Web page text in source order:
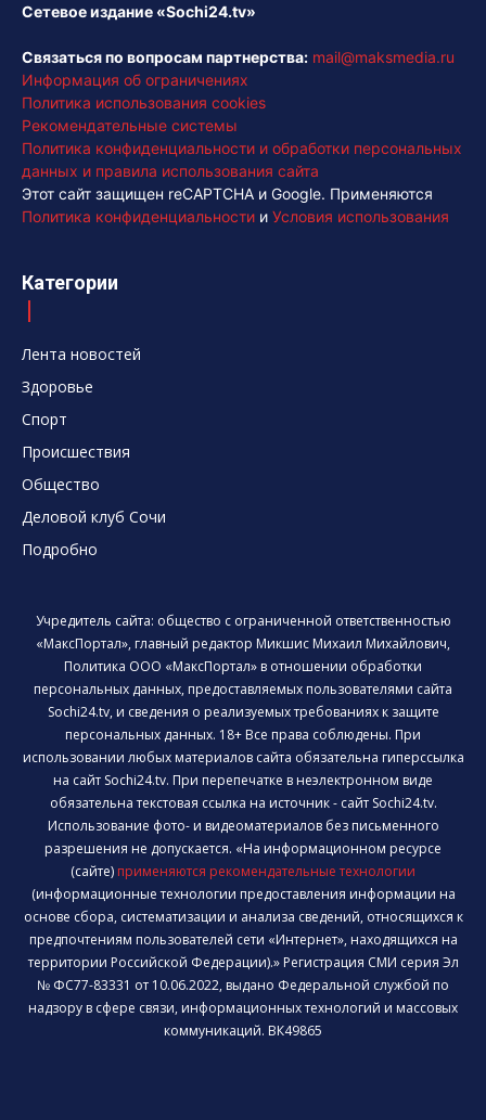
Сетевое издание «Sochi24.tv»
Связаться по вопросам партнерства: mail@maksmedia.ru
Информация об ограничениях
Политика использования cookies
Рекомендательные системы
Политика конфиденциальности и обработки персональных
данных и правила использования сайта
Этот сайт защищен reCAPTCHA и Google. Применяются
Политика конфиденциальности и Условия использования
Категории
Лента новостей
Здоровье
Спорт
Происшествия
Общество
Деловой клуб Сочи
Подробно
Учредитель сайта: общество с ограниченной ответственностью
«МаксПортал», главный редактор Микшис Михаил Михайлович,
Политика ООО «МаксПортал» в отношении обработки
персональных данных, предоставляемых пользователями сайта
Sochi24.tv, и сведения о реализуемых требованиях к защите
персональных данных. 18+ Все права соблюдены. При
использовании любых материалов сайта обязательна гиперссылка
на сайт Sochi24.tv. При перепечатке в неэлектронном виде
обязательна текстовая ссылка на источник - сайт Sochi24.tv.
Использование фото- и видеоматериалов без письменного
разрешения не допускается. «На информационном ресурсе
(сайте) применяются рекомендательные технологии
(информационные технологии предоставления информации на
основе сбора, систематизации и анализа сведений, относящихся к
предпочтениям пользователей сети «Интернет», находящихся на
территории Российской Федерации).» Регистрация СМИ серия Эл
№ ФС77-83331 от 10.06.2022, выдано Федеральной службой по
надзору в сфере связи, информационных технологий и массовых
коммуникаций. ВК49865